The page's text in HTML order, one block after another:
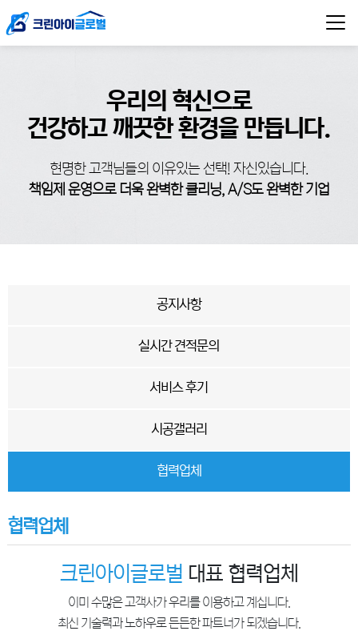
우리의 혁신으로
건강하고 깨끗한 환경을 만듭니다.
현명한 고객님들의 이유있는 선택! 자신있습니다.
책임제 운영으로 더욱 완벽한 클리닝, A/S도 완벽한 기업
공지사항
실시간 견적문의
서비스 후기
시공갤러리
협력업체
협력업체
크린아이글로벌 대표 협력업체
이미 수많은 고객사가 우리를 이용하고 계십니다.
최신 기술력과 노하우로 든든한 파트너가 되겠습니다.